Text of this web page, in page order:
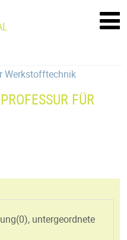
Werkstofftechnik
FÜR
0), untergeordnete